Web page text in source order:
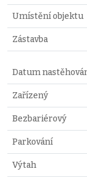
Umístění objektu
Zástavba
Datum
Zařízený
Bezbariérový
Parkování
Výtah